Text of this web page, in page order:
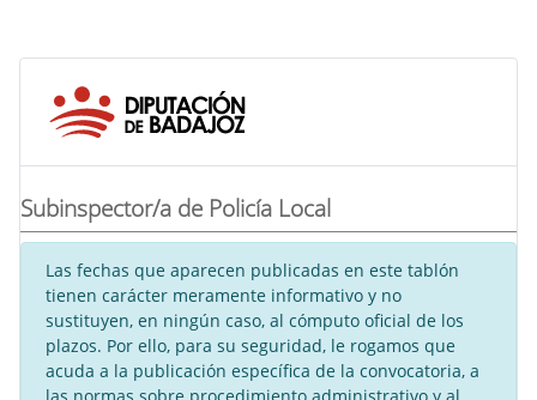
Subinspector/a de Policía Local
Las fechas que aparecen publicadas en este tablón
tienen carácter meramente informativo y no
sustituyen, en ningún caso, al cómputo oficial de los
plazos. Por ello, para su seguridad, le rogamos que
acuda a la publicación específica de la convocatoria, a
las normas sobre procedimiento administrativo y al